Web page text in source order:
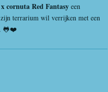
cornuta Red Fantasy een
terrarium wil verrijken met een
🐸❤️